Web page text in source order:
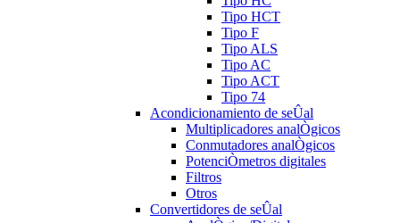
Tipo HCT
Tipo F
Tipo ALS
Tipo AC
Tipo ACT
Tipo 74
Acondicionamiento de seÛal
Multiplicadores analÒgicos
Conmutadores analÒgicos
PotenciÒmetros digitales
Filtros
Otros
Convertidores de seÛal